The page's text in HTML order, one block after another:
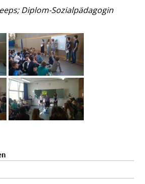
Diplom-Sozialpädagogin